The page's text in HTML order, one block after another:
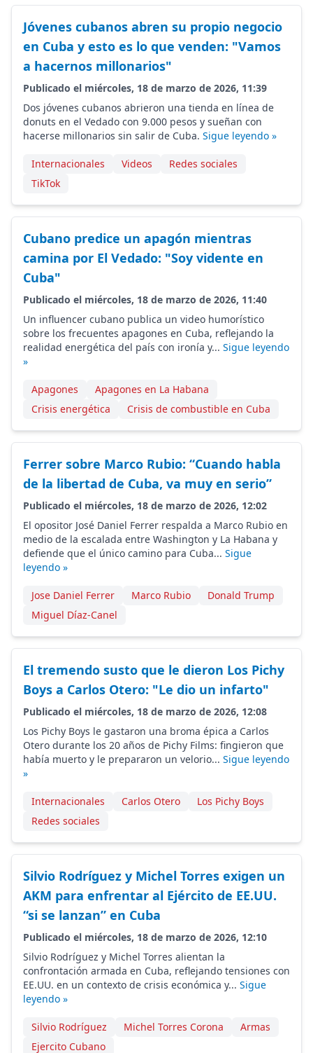
Jóvenes cubanos abren su propio negocio
en Cuba y esto es lo que venden: "Vamos
a hacernos millonarios"
Publicado el miércoles, 18 de marzo de 2026, 11:39
Dos jóvenes cubanos abrieron una tienda en línea de
donuts en el Vedado con 9.000 pesos y sueñan con
hacerse millonarios sin salir de Cuba. Sigue leyendo »
Internacionales Videos
Redes sociales
TikTok
Cubano predice un apagón mientras
camina por El Vedado: "Soy vidente en
Cuba"
Publicado el miércoles, 18 de marzo de 2026, 11:40
Un influencer cubano publica un video humorístico
sobre los frecuentes apagones en Cuba, reflejando la
realidad energética del país con ironía y... Sigue leyendo
»
Apagones
Apagones en La Habana
Crisis energética
Crisis de combustible en Cuba
Ferrer sobre Marco Rubio: “Cuando habla
de la libertad de Cuba, va muy en serio”
Publicado el miércoles, 18 de marzo de 2026, 12:02
El opositor José Daniel Ferrer respalda a Marco Rubio en
medio de la escalada entre Washington y La Habana y
defiende que el único camino para Cuba... Sigue
leyendo »
Jose Daniel Ferrer Marco Rubio
Donald Trump
Miguel Díaz-Canel
El tremendo susto que le dieron Los Pichy
Boys a Carlos Otero: "Le dio un infarto"
Publicado el miércoles, 18 de marzo de 2026, 12:08
Los Pichy Boys le gastaron una broma épica a Carlos
Otero durante los 20 años de Pichy Films: fingieron que
había muerto y le prepararon un velorio... Sigue leyendo
»
Internacionales Carlos Otero
Los Pichy Boys
Redes sociales
Silvio Rodríguez y Michel Torres exigen un
AKM para enfrentar al Ejército de EE.UU.
“si se lanzan” en Cuba
Publicado el miércoles, 18 de marzo de 2026, 12:10
Silvio Rodríguez y Michel Torres alientan la
confrontación armada en Cuba, reflejando tensiones con
EE.UU. en un contexto de crisis económica y... Sigue
leyendo »
Silvio Rodríguez Michel Torres Corona
Armas
Ejercito Cubano